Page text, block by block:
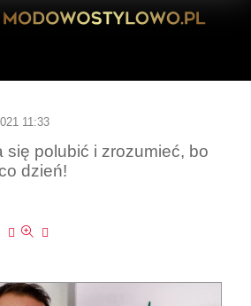
11:33
się polubić i zrozumieć, bo
dzień!